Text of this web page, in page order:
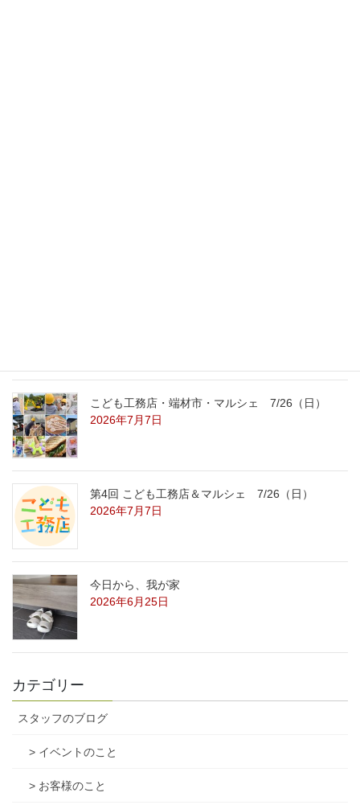
こども工務店・端材市・マルシェ 7/26（日）
2026年7月7日
第4回 こども工務店＆マルシェ 7/26（日）
2026年7月7日
今日から、我が家
2026年6月25日
カテゴリー
スタッフのブログ
> イベントのこと
> お客様のこと